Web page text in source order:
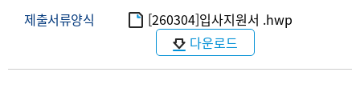
제출서류양식
[260304]입사지원서 .hwp
다운로드